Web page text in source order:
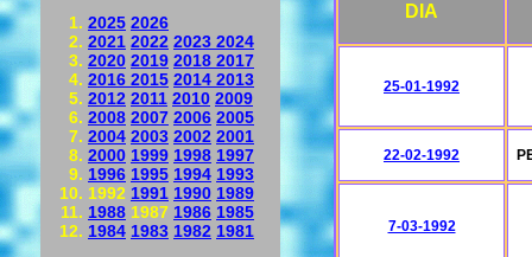
2025 2026
2021 2022 2023 2024
2020 2019 2018 2017
2016 2015 2014 2013
2012 2011 2010 2009
2008 2007 2006 2005
2004 2003 2002 2001
2000 1999 1998 1997
1996 1995 1994 1993
1992 1991 1990 1989
1988 1987 1986 1985
1984 1983 1982 1981
DIA
25-01-1992
22-02-1992
7-03-1992